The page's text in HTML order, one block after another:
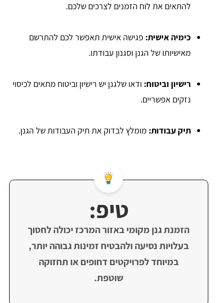
להתאים את לוח הזמנים לצרכים שלכם.
כימיה אישית: פגישה אישית תאפשר לכם להתרשם
מאישיותו של הגנן וסגנון עבודתו.
רישיון וביטוח: ודאו שלגנן יש רישיון וביטוח מתאים לכיסוי
נזקים אפשריים.
תיק עבודות: מומלץ לבדוק את תיק העבודות של הגנן.
טיפ:
הזמנת גנן מקומי באזור המרכז יכולה לחסוך
בעלויות נסיעה ולהבטיח זמינות גבוהה יותר,
במיוחד לפרויקטים דחופים או תחזוקה
שוטפת.